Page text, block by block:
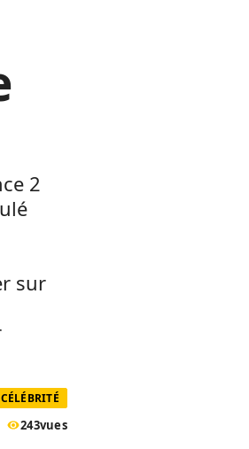
2
sur
CÉLÉBRITÉ
243vues